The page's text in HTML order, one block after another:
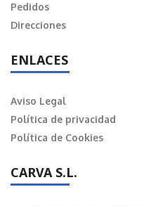
Pedidos
Direcciones
ENLACES
Aviso Legal
Política de privacidad
Política de Cookies
CARVA S.L.